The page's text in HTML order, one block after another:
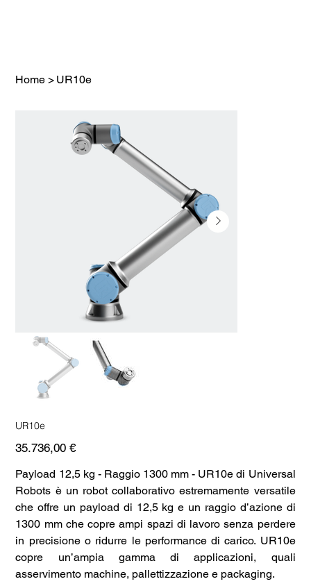
Home > UR10e
UR10e
Prezzo
35.736,00 €
Payload 12,5 kg - Raggio 1300 mm - UR10e di Universal
Robots è un robot collaborativo estremamente versatile
che offre un payload di 12,5 kg e un raggio d’azione di
1300 mm che copre ampi spazi di lavoro senza perdere
in precisione o ridurre le performance di carico. UR10e
copre un’ampia gamma di applicazioni, quali
asservimento machine, pallettizzazione e packaging.